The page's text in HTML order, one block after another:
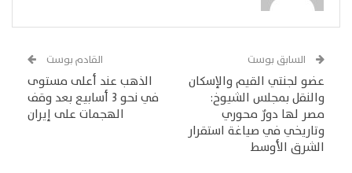
السابق بوست
عضو لجنتي القيم والإسكان
والنقل بمجلس الشيوخ:
مصر لها دورٌ محوري
وتاريخي في صياغة استقرار
الشرق الأوسط
القادم بوست
الذهب عند أعلى مستوى
في نحو 3 أسابيع بعد وقف
الهجمات على إيران